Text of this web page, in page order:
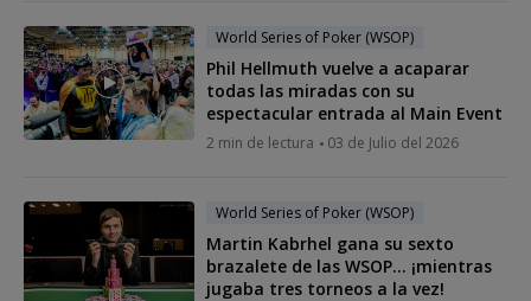
World Series of Poker (WSOP)
Phil Hellmuth vuelve a acaparar
todas las miradas con su
espectacular entrada al Main Event
2 min de lectura 03 de Julio del 2026
World Series of Poker (WSOP)
Martin Kabrhel gana su sexto
brazalete de las WSOP... ¡mientras
jugaba tres torneos a la vez!